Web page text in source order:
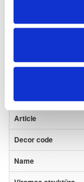
RU- Rustic Wood;
Board materials